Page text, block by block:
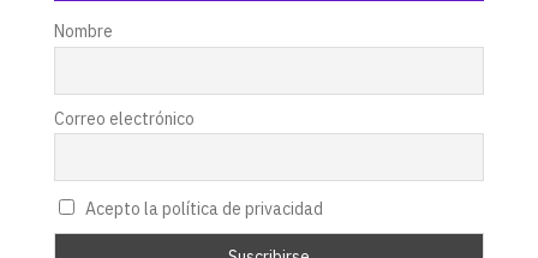
Nombre
Correo electrónico
Acepto la política de privacidad